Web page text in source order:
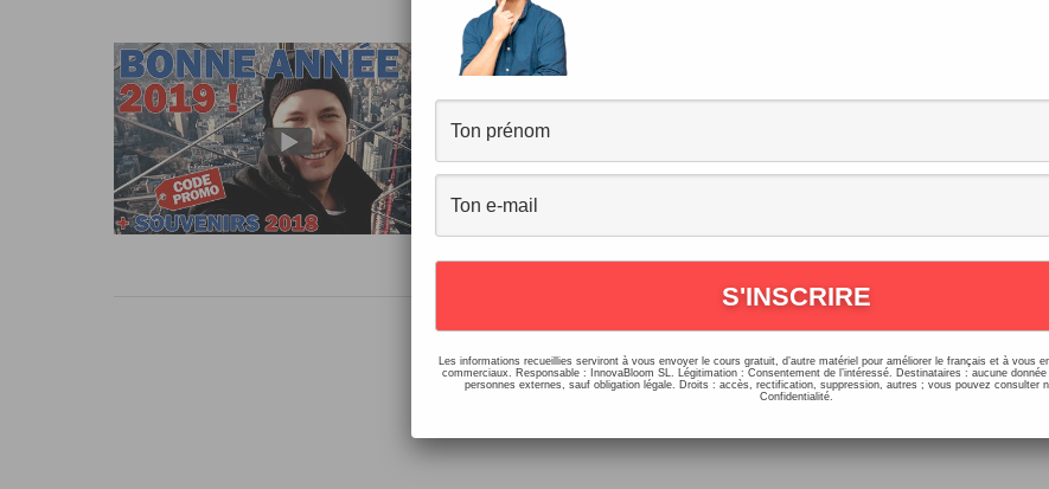
Bonne Année 2019 !!!
16 commentaires
Une vidéo spéciale depuis l’Empire State Building pour vous
une bonne année 2019 !! 🍾❤️🎉 N’hésite pas à t’abonner à
chaine YouTube et […]
Les informations recueillies serviront à vous envoyer le cours gratuit, d’autre matériel pour améliorer le français et à vous
commerciaux. Responsable : InnovaBloom SL. Légitimation : Consentement de l’intéressé. Destinataires : aucune
personnes externes, sauf obligation légale. Droits : accès, rectification, suppression, autres ; vous pouvez consulter
Confidentialité.